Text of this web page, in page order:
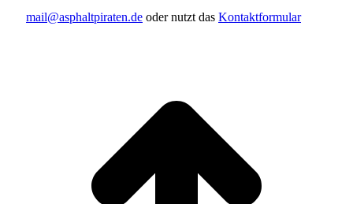
mail@asphaltpiraten.de oder nutzt das Kontaktformular